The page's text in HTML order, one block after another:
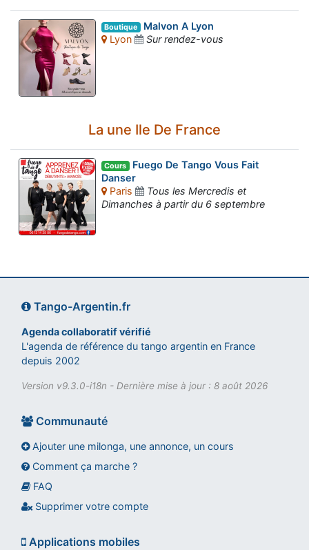
Boutique Malvon A Lyon
Lyon
Sur rendez-vous
La une Ile De France
Cours Fuego De Tango Vous Fait
Danser
Paris
Tous les Mercredis et
Dimanches à partir du 6 septembre
Tango-Argentin.fr
Agenda collaboratif vérifié
L'agenda de référence du tango argentin en France
depuis 2002
Version v9.3.0-i18n - Dernière mise à jour : 8 août 2026
Communauté
Ajouter une milonga, une annonce, un cours
Comment ça marche ?
FAQ
Supprimer votre compte
Applications mobiles
Assistant tango-argentin.fr
Questions sur les milongas, cours et stages